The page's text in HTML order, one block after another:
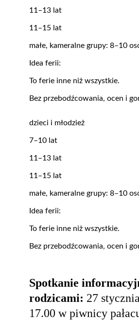
11–13 lat
11–15 lat
małe, kameralne grupy: 8–10
Idea ferii:
To ferie inne niż wszystkie.
Bez przebodźcowania, ocen i
Spotkanie
rodzicami: 27
17.00 w piwnicy
dzieci i młodzież
7–10 lat
11–13 lat
11–15 lat
małe, kameralne grupy: 8–10
Idea ferii:
To ferie inne niż wszystkie.
Bez przebodźcowania, ocen i